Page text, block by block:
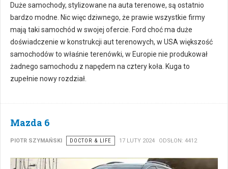
Duże samochody, stylizowane na auta terenowe, są ostatnio
bardzo modne. Nic więc dziwnego, że prawie wszystkie firmy
mają taki samochód w swojej ofercie. Ford choć ma duże
doświadczenie w konstrukcji aut terenowych, w USA większość
samochodów to właśnie terenówki, w Europie nie produkował
żadnego samochodu z napędem na cztery koła. Kuga to
zupełnie nowy rozdział.
Mazda 6
PIOTR SZYMAŃSKI DOCTOR & LIFE 17 LUTY 2024 ODSŁON: 4412